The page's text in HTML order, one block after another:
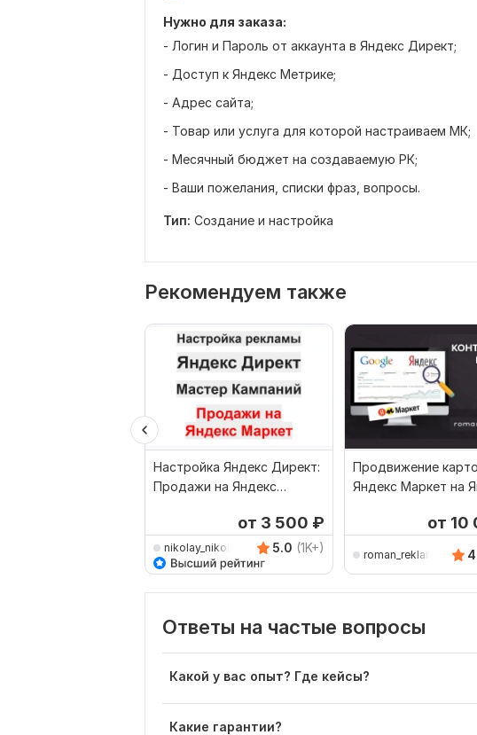
Нужно для заказа:
- Логин и Пароль от аккаунта в Яндекс Директ;
- Доступ к Яндекс Метрике;
- Адрес сайта;
- Товар или услуга для которой настраиваем МК;
- Месячный бюджет на создаваемую РК;
- Ваши пожелания, списки фраз, вопросы.
Тип: Создание и настройка
Рекомендуем также
Настройка Яндекс Директ:
Продажи на Яндекс
от 3 500 ₽
nikolay_nikolaevich 5.0 (1K+)
Продвижение
Яндекс Маркет на
от 10
roman_reklama
Ответы на частые вопросы
Какой у вас опыт? Где кейсы?
Какие гарантии?